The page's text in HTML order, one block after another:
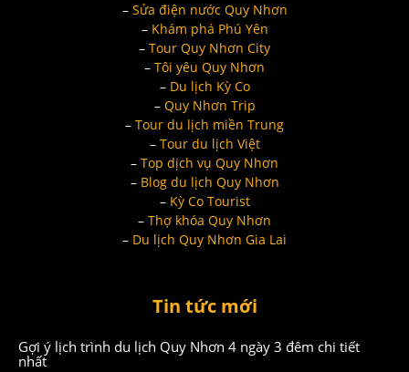
– Sửa điện nước Quy Nhơn
– Khám phá Phú Yên
– Tour Quy Nhơn City
– Tôi yêu Quy Nhơn
– Du lịch Kỳ Co
– Quy Nhơn Trip
– Tour du lịch miền Trung
– Tour du lịch Việt
– Top dịch vụ Quy Nhơn
– Blog du lịch Quy Nhơn
– Kỳ Co Tourist
– Thợ khóa Quy Nhơn
– Du lịch Quy Nhơn Gia Lai
Tin tức mới
Gợi ý lịch trình du lịch Quy Nhơn 4 ngày 3 đêm chi tiết
nhất